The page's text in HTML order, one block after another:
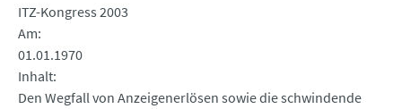
ITZ-Kongress 2003
Am
01.01.1970
Inhalt
Den Wegfall von Anzeigenerlösen sowie die schwindende